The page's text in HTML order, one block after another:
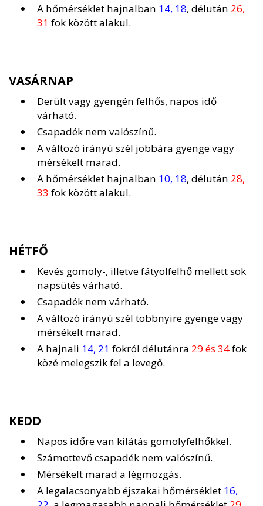
A hőmérséklet hajnalban 14, 18, délután 26,
31 fok között alakul.
VASÁRNAP
Derült vagy gyengén felhős, napos idő
várható.
Csapadék nem valószínű.
A változó irányú szél jobbára gyenge vagy
mérsékelt marad.
A hőmérséklet hajnalban 10, 18, délután 28,
33 fok között alakul.
HÉTFŐ
Kevés gomoly-, illetve fátyolfelhő mellett sok
napsütés várható.
Csapadék nem várható.
A változó irányú szél többnyire gyenge vagy
mérsékelt marad.
A hajnali 14, 21 fokról délutánra 29 és 34fok
közé melegszik fel a levegő.
KEDD
Napos időre van kilátás gomolyfelhőkkel.
Számottevő csapadék nem valószínű.
Mérsékelt marad a légmozgás.
A legalacsonyabb éjszakai hőmérséklet 16,